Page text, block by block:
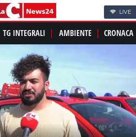
LIVE
TG INTEGRALI AMBIENTE CRONACA